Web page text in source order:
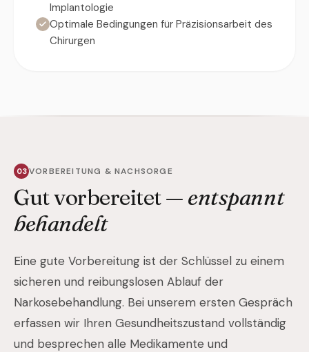
Implantologie
Optimale Bedingungen für Präzisionsarbeit des
Chirurgen
VORBEREITUNG & NACHSORGE
Gut vorbereitet — entspannt
behandelt
Eine gute Vorbereitung ist der Schlüssel zu einem
sicheren und reibungslosen Ablauf der
Narkosebehandlung. Bei unserem ersten Gespräch
erfassen wir Ihren Gesundheitszustand vollständig
und besprechen alle Medikamente und